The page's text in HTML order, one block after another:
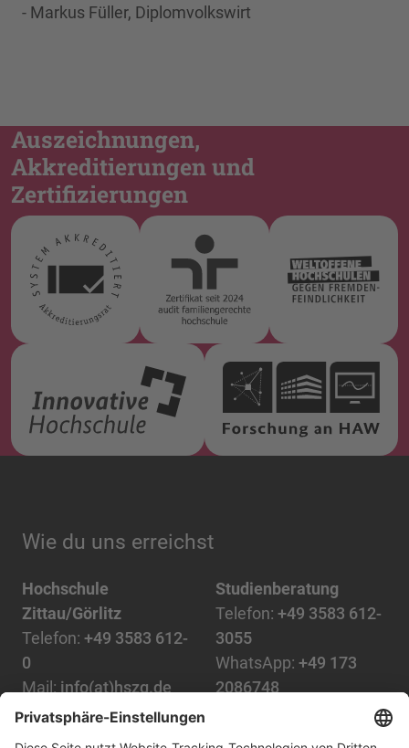
- Markus Füller, Diplomvolkswirt
Auszeichnungen,
Akkreditierungen und
Zertifizierungen
Wie du uns erreichst
Hochschule
Zittau/Görlitz
Telefon: +49 3583 612-
0
Mail: info(at)hszg.de
Studienberatung
Telefon: +49 3583 612-
3055
WhatsApp: +49 173
2086748